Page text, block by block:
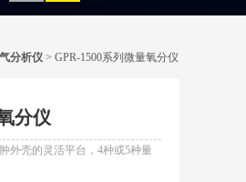
分析仪 > GPR-1500系列微量氧分仪
分仪
外壳的灵活平台，4种或5种量